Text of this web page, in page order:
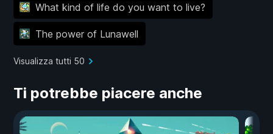
What kind of life do you want to live?
The power of Lunawell
Visualizza tutti 50
Ti potrebbe piacere anche